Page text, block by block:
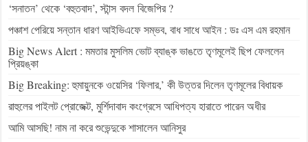
‘সনাতন’ থেকে ‘বহুতবাদ’, স্টান্স বদল বিজেপির ?
পঞ্চাশ পেরিয়ে সন্তান ধারণ আইভিএফে সম্ভব, বাধ সাধে আইন : ডঃ এস এম রহমান
Big News Alert : মমতার মুসলিম ভোট ব্যাঙ্ক ভাঙতে তৃণমূলেই ছিপ ফেললেন
প্রিয়ঙ্কা
Big Breaking: হুমায়ুনকে ওয়েসির ‘ফিলার,’ কী উত্তর দিলেন তৃণমূলের বিধায়ক
রাহুলের পাইলট প্রোজেক্ট, মুর্শিদাবাদ কংগ্রেসে আধিপত্য হারাতে পারেন অধীর
আমি আসছি! নাম না করে শুভেন্দুকে শাসালেন আনিসুর